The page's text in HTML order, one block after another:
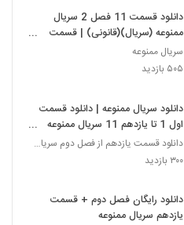
دانلود قسمت 11 فصل 2 سریال
ممنوعه (سریال)(قانونی) | قسمت
یازدهم فصل دوم ممنوعه -HD
سریال ممنوعه
۵۰۵ بازدید
دانلود سریال ممنوعه | دانلود قسمت
اول 1 تا یازدهم 11 سریال ممنوعه
(فصل دوم) + پشت صحنه
دانلود قسمت یازدهم از فصل دوم سریال ممنوعه
۳۰۰ بازدید
دانلود رایگان فصل دوم + قسمت
یازدهم سریال ممنوعه